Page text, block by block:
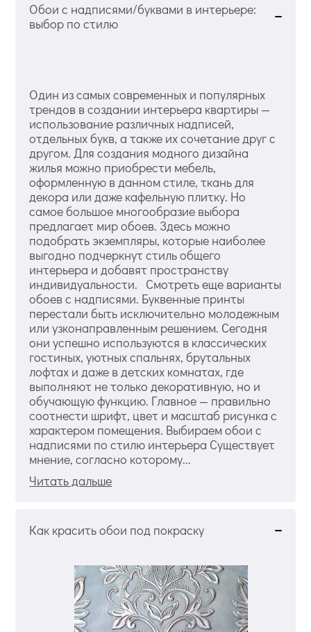
Обои с надписями/буквами в интерьере:
выбор по стилю
Один из самых современных и популярных
трендов в создании интерьера квартиры —
использование различных надписей,
отдельных букв, а также их сочетание друг с
другом. Для создания модного дизайна
жилья можно приобрести мебель,
оформленную в данном стиле, ткань для
декора или даже кафельную плитку. Но
самое большое многообразие выбора
предлагает мир обоев. Здесь можно
подобрать экземпляры, которые наиболее
выгодно подчеркнут стиль общего
интерьера и добавят пространству
индивидуальности. Смотреть еще варианты
обоев с надписями. Буквенные принты
перестали быть исключительно молодежным
или узконаправленным решением. Сегодня
они успешно используются в классических
гостиных, уютных спальнях, брутальных
лофтах и даже в детских комнатах, где
выполняют не только декоративную, но и
обучающую функцию. Главное — правильно
соотнести шрифт, цвет и масштаб рисунка с
характером помещения. Выбираем обои с
надписями по стилю интерьера Существует
мнение, согласно которому...
Читать дальше
Как красить обои под покраску